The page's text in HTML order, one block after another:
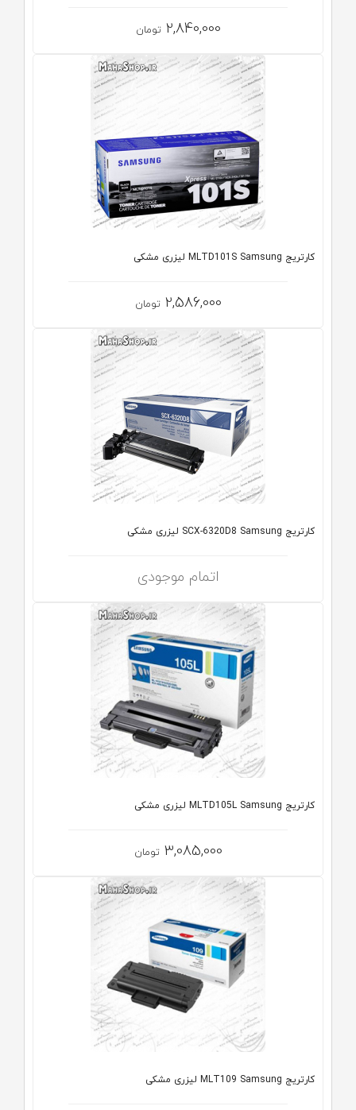
2,840,000 تومان
کارتریج MLTD101S Samsung لیزری مشکی
2,586,000 تومان
کارتریج SCX-6320D8 Samsung لیزری مشکی
اتمام موجودی
کارتریج MLTD105L Samsung لیزری مشکی
3,085,000 تومان
کارتریج MLT109 Samsung لیزری مشکی